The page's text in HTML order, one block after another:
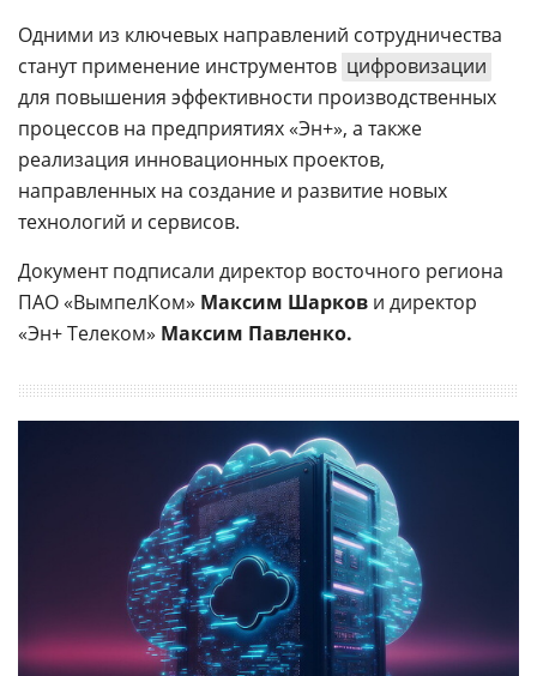
Одними из ключевых направлений сотрудничества
станут применение инструментов цифровизации
для повышения эффективности производственных
процессов на предприятиях «Эн+», а также
реализация инновационных проектов,
направленных на создание и развитие новых
технологий и сервисов.
Документ подписали директор восточного региона
ПАО «ВымпелКом» Максим Шарков и директор
«Эн+ Телеком» Максим Павленко.